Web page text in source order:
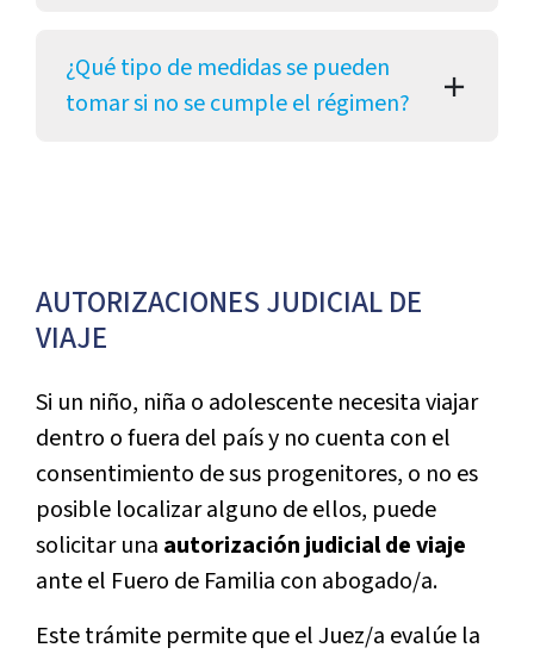
¿Qué tipo de medidas se pueden
tomar si no se cumple el régimen?
AUTORIZACIONES JUDICIAL DE
VIAJE
Si un niño, niña o adolescente necesita viajar
dentro o fuera del país y no cuenta con el
consentimiento de sus progenitores, o no es
posible localizar alguno de ellos, puede
solicitar una autorización judicial de viaje
ante el Fuero de Familia con abogado/a.
Este trámite permite que el Juez/a evalúe la